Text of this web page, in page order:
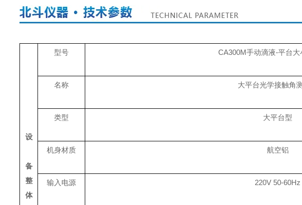
设
备
整
体
型号 CA300M手动滴液-平台大
名称 大平台光学接触角
类型 大平台型
机身材质 航空铝
输入电源 220V 50-60Hz